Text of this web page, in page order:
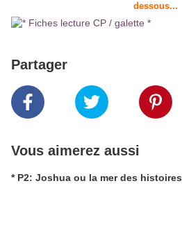
dessous...
Partager
Vous aimerez aussi
* P2: Joshua ou la mer des histoires